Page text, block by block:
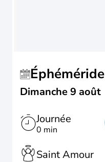
Éphéméride
Dimanche 9 août
Journée
0 min
Saint Amour